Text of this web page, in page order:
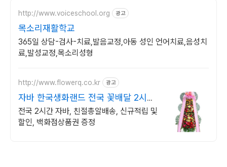
http://www.voiceschool.org 광고
목소리재활학교
365일 상담-검사-치료,발음교정,아동 성인 언어치료,음성치
료,발성교정,목소리성형
http://www.flowerq.co.kr 광고
자바 한국생화랜드 전국 꽃배달 2시간
배송
전국 2시간 자바, 친절총알배송, 신규적립 및
할인, 백화점상품권 증정